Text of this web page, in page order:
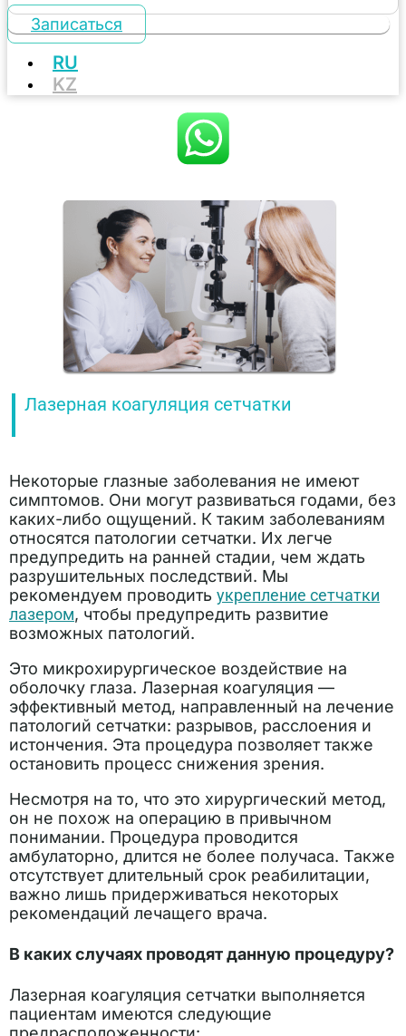
Записаться
RU
KZ
Лазерная коагуляция сетчатки
Некоторые глазные заболевания не имеют
симптомов. Они могут развиваться годами, без
каких-либо ощущений. К таким заболеваниям
относятся патологии сетчатки. Их легче
предупредить на ранней стадии, чем ждать
разрушительных последствий. Мы
рекомендуем проводить укрепление сетчатки
лазером, чтобы предупредить развитие
возможных патологий.
Это микрохирургическое воздействие на
оболочку глаза. Лазерная коагуляция —
эффективный метод, направленный на лечение
патологий сетчатки: разрывов, расслоения и
истончения. Эта процедура позволяет также
остановить процесс снижения зрения.
Несмотря на то, что это хирургический метод,
он не похож на операцию в привычном
понимании. Процедура проводится
амбулаторно, длится не более получаса. Также
отсутствует длительный срок реабилитации,
важно лишь придерживаться некоторых
рекомендаций лечащего врача.
В каких случаях проводят данную процедуру?
Лазерная коагуляция сетчатки выполняется
пациентам имеются следующие